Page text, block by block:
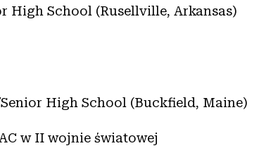
High School (Rusellville, Arkansas)
High School (Buckfield, Maine)
w II wojnie światowej